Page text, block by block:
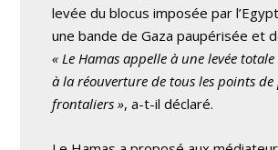
levée du blocus imposée par
une bande de Gaza paupérisée et
« Le Hamas appelle à une levée
à la réouverture de tous les points de
frontaliers », a-t-il déclaré.